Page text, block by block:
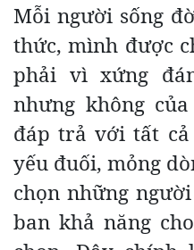
Mỗi người sống
thức, mình được
phải vì xứng
nhưng không
đáp trả với tất
yếu đuối, mỏng
chọn những
ban khả năng